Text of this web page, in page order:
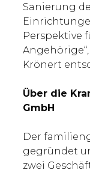
Sanierung
Perspektive
Krönert
Über die
GmbH
Der
gegründet
zwei